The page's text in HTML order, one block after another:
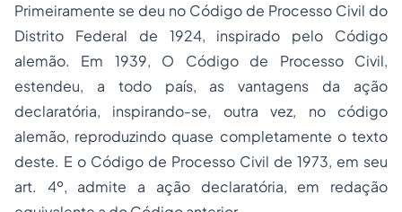
Primeiramente se deu no Código de Processo Civil do
Distrito Federal de 1924, inspirado pelo Código
alemão. Em 1939, O Código de Processo Civil,
estendeu, a todo país, as vantagens da ação
declaratória, inspirando-se, outra vez, no código
alemão, reproduzindo quase completamente o texto
deste. E o Código de Processo Civil de 1973, em seu
art. 4º, admite a ação declaratória, em redação